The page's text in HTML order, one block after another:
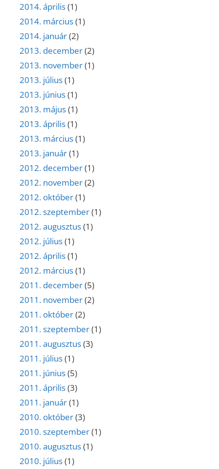
2014. április(1)
2014. március(1)
2014. január(2)
2013. december(2)
2013. november(1)
2013. július(1)
2013. június(1)
2013. május(1)
2013. április(1)
2013. március(1)
2013. január(1)
2012. december(1)
2012. november(2)
2012. október(1)
2012. szeptember(1)
2012. augusztus(1)
2012. július(1)
2012. április(1)
2012. március(1)
2011. december(5)
2011. november(2)
2011. október(2)
2011. szeptember(1)
2011. augusztus(3)
2011. július(1)
2011. június(5)
2011. április(3)
2011. január(1)
2010. október(3)
2010. szeptember(1)
2010. augusztus(1)
2010. július(1)